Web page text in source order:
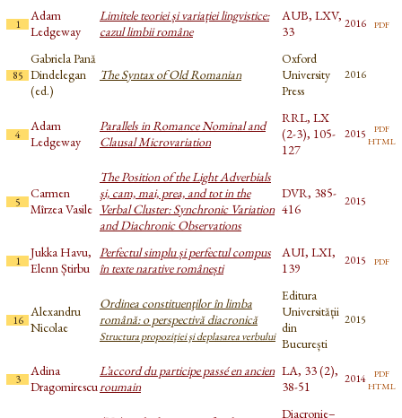
1
Adam
Ledgeway
Limitele teoriei și variației lingvistice:
cazul limbii române
AUB, LXV,
33
2016 pdf
85
Gabriela Pană
Dindelegan
(ed.)
The Syntax of Old Romanian
Oxford
University
Press
2016
4
Adam
Ledgeway
Parallels in Romance Nominal and
Clausal Microvariation
RRL, LX
(2-3), 105-
127
2015 pdf
html
5
Carmen
Mîrzea Vasile
The Position of the Light Adverbials
şi, cam, mai, prea, and tot in the
Verbal Cluster: Synchronic Variation
and Diachronic Observations
DVR, 385-
416
2015
1
Jukka Havu,
Elenn Știrbu
Perfectul simplu și perfectul compus
în texte narative românești
AUI, LXI,
139
2015 pdf
16
Alexandru
Nicolae
Ordinea constituenţilor în limba
română: o perspectivă diacronică
Structura propoziţiei şi deplasarea verbului
Editura
Universității
din
București
2015
3
Adina
Dragomirescu
L’accord du participe passé en ancien
roumain
LA, 33 (2),
38-51
2014 pdf
html
Diacronie–